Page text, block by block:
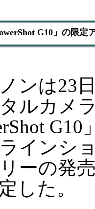
G10」の限定
ンは23
ルカメ
インシ
ーの発
した。